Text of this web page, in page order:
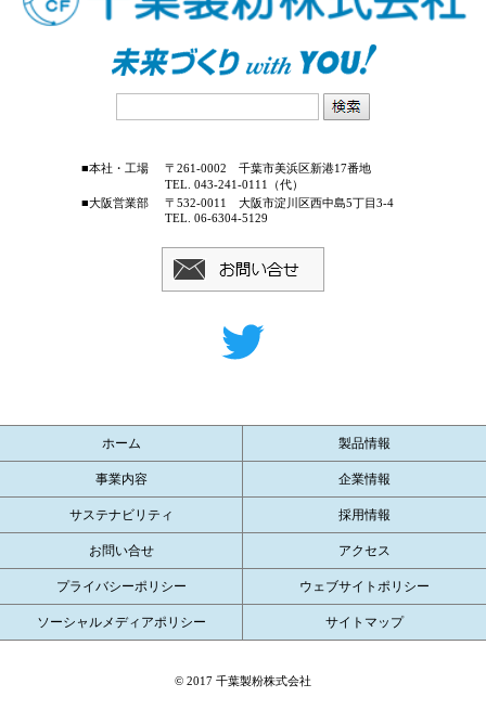
■本社・工場
〒261-0002 千葉市美浜区新港17番地
TEL. 043-241-0111（代）
■大阪営業部
〒532-0011 大阪市淀川区西中島5丁目3-4
TEL. 06-6304-5129
ホーム 製品情報
事業内容 企業情報
サステナビリティ 採用情報
お問い合せ アクセス
プライバシーポリシー ウェブサイトポリシー
ソーシャルメディアポリシー サイトマップ
© 2017 千葉製粉株式会社